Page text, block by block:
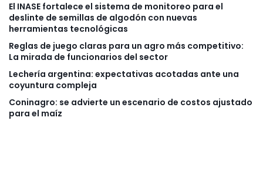
El INASE fortalece el sistema de monitoreo para el
deslinte de semillas de algodón con nuevas
herramientas tecnológicas
Reglas de juego claras para un agro más competitivo:
La mirada de funcionarios del sector
Lechería argentina: expectativas acotadas ante una
coyuntura compleja
Coninagro: se advierte un escenario de costos ajustado
para el maíz